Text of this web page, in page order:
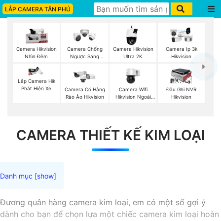
LẮP CAMERA TÂN PHÚ
Camera Hikvision
Nhìn Đêm
Camera Chống
Ngược Sáng
Camera Hikvision
Ultra 2K
Camera Ip 3k
Hikvision
Lắp Camera Hik
Phát Hiện Xe
Camera Có Hàng
Rào Ảo Hikvision
Camera Wifi
Hikvision Ngoài
Đầu Ghi NVR
Hikvision
CAMERA THIẾT KẾ KIM LOẠI
Đương quân hàng camera kim loại, em có một số gợi ý
dành cho bạn để chọn lựa một chiếc camera kim loại hoàn